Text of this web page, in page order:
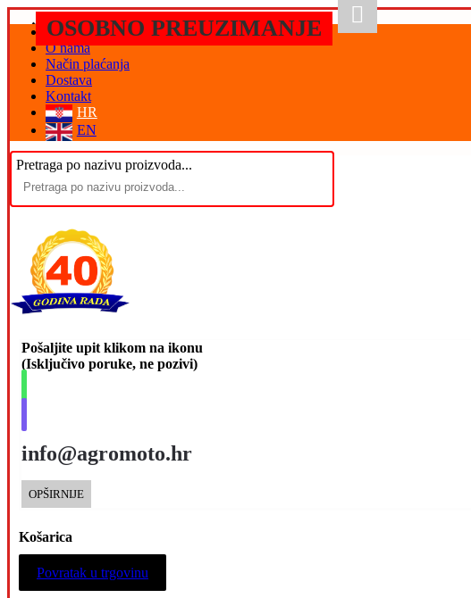
Početna
O nama
Način plaćanja
Dostava
Kontakt
HR
EN
Pretraga po nazivu proizvoda...
Pošaljite upit klikom na ikonu
(Isključivo poruke, ne pozivi)
info@agromoto.hr
OPŠIRNIJE
OSOBNO PREUZIMANJE
Košarica
Povratak u trgovinu